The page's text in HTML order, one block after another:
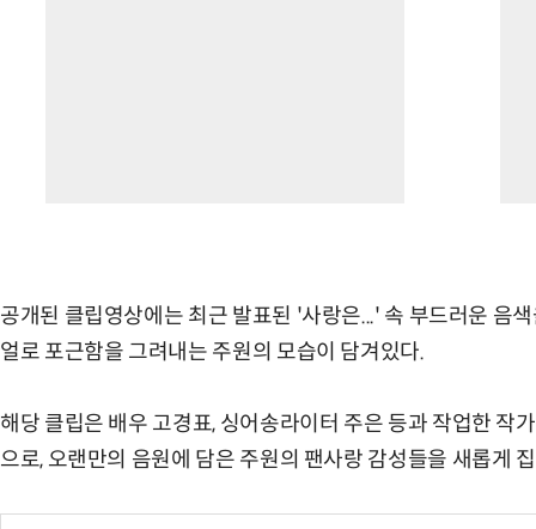
공개된 클립영상에는 최근 발표된 '사랑은...' 속 부드러운 음
얼로 포근함을 그려내는 주원의 모습이 담겨있다.
해당 클립은 배우 고경표, 싱어송라이터 주은 등과 작업한 작
으로, 오랜만의 음원에 담은 주원의 팬사랑 감성들을 새롭게